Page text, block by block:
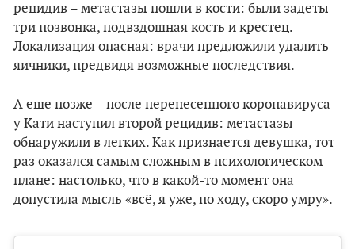
рецидив – метастазы пошли в кости: были задеты
три позвонка, подвздошная кость и крестец.
Локализация опасная: врачи предложили удалить
яичники, предвидя возможные последствия.
А еще позже – после перенесенного коронавируса –
у Кати наступил второй рецидив: метастазы
обнаружили в легких. Как признается девушка, тот
раз оказался самым сложным в психологическом
плане: настолько, что в какой-то момент она
допустила мысль «всё, я уже, по ходу, скоро умру».